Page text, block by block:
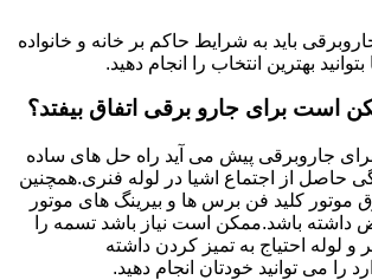
باید به شرایط حاکم بر خانه و خانواده
بهترین انتخاب را انجام دهید.
است برای جارو برقی اتفاق بیفتد؟
جاروبرقی پیش می آید راه حل های ساده
حاصل از اجتماع اشیا در لوله فنری.همچنین
کلید فن برس ها و بیرینگ های موتور
داشته باشد.ممکن است نیاز باشد تسمه را
و لوله احتیاج به تمیز کردن داشته
را می توانید خودتان انجام دهید.